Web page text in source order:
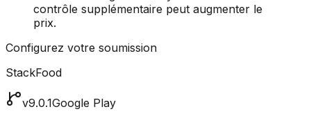
contrôle supplémentaire peut augmenter le
prix.
Configurez votre soumission
StackFood
v9.0.1Google Play